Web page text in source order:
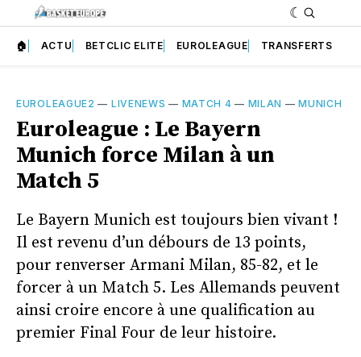
🏠 ACTU BETCLIC ELITE EUROLEAGUE TRANSFERTS
EUROLEAGUE2 — LIVENEWS — MATCH 4 — MILAN —MUNICH
Euroleague : Le Bayern
Munich force Milan à un
Match 5
Le Bayern Munich est toujours bien vivant !
Il est revenu d’un débours de 13 points,
pour renverser Armani Milan, 85-82, et le
forcer à un Match 5. Les Allemands peuvent
ainsi croire encore à une qualification au
premier Final Four de leur histoire.